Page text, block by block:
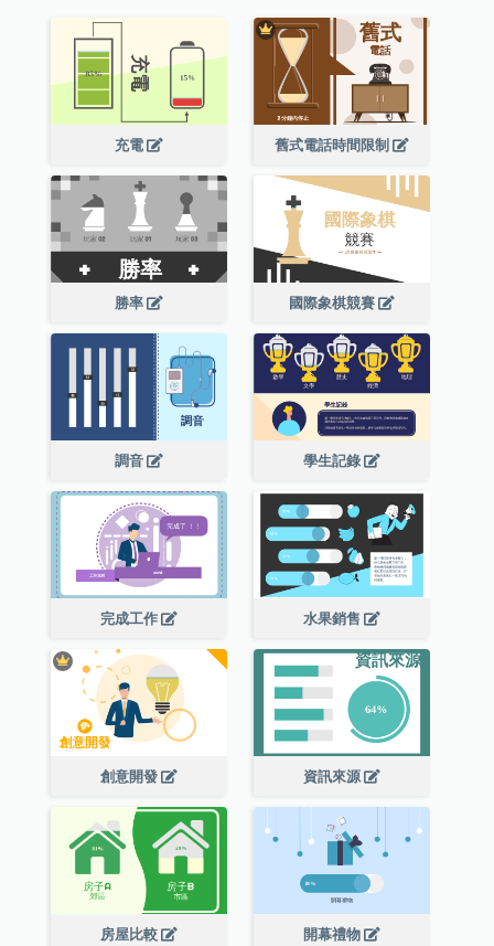
充電 舊式電話時間限制
勝率 國際象棋競賽
調音 學生記錄
完成工作 水果銷售
創意開發 資訊來源
房屋比較 開幕禮物